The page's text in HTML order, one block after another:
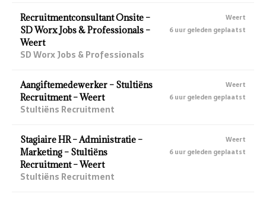
Recruitmentconsultant Onsite –
SD Worx Jobs & Professionals –
Weert
SD Worx Jobs & Professionals
Weert
6 uur geleden geplaatst
Aangiftemedewerker – Stultiëns
Recruitment – Weert
Stultiëns Recruitment
Weert
6 uur geleden geplaatst
Stagiaire HR – Administratie –
Marketing – Stultiëns
Recruitment – Weert
Stultiëns Recruitment
Weert
6 uur geleden geplaatst